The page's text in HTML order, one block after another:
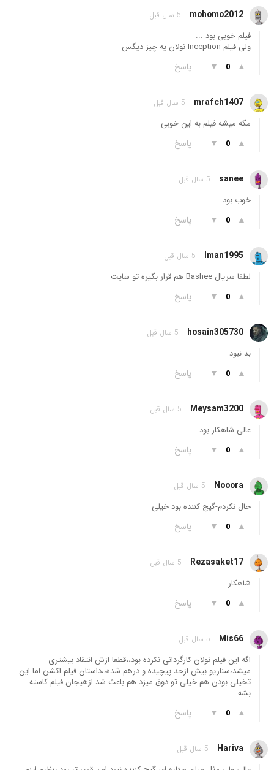
mohomo2012 5 سال قبل
فیلم خوبی بود ...
ولی فیلم Inception نولان یه چیز دیگس
▲
0
▼ پاسخ
mrafch1407 5 سال قبل
مگه میشه فیلم به این خوبی
▲
0
▼ پاسخ
sanee 5 سال قبل
خوب بود
▲
0
▼ پاسخ
Iman1995 5 سال قبل
لطفا سریال Bashee هم قرار بگیره تو سایت
▲
0
▼ پاسخ
hosain305730 5 سال قبل
بد نبود
▲
0
▼ پاسخ
Meysam3200 5 سال قبل
عالی شاهکار بود
▲
0
▼ پاسخ
Nooora 5 سال قبل
حال نکردم-گیج کننده بود خیلی
▲
0
▼ پاسخ
Rezasaket17 5 سال قبل
شاهکار
▲
0
▼ پاسخ
Mis66 5 سال قبل
اگه این فیلم نولان کارگردانی نکرده بود،،قطعا ازش انتقاد بیشتری
میشد،سناریو بیش ازحد پیچیده و درهم شده،،داستان فیلم اکشن اما این
تخیلی بودن هم خیلی تو ذوق میزد هم باعث شد ازهیجان فیلم کاسته
بشه.
▲
0
▼ پاسخ
Hariva 5 سال قبل